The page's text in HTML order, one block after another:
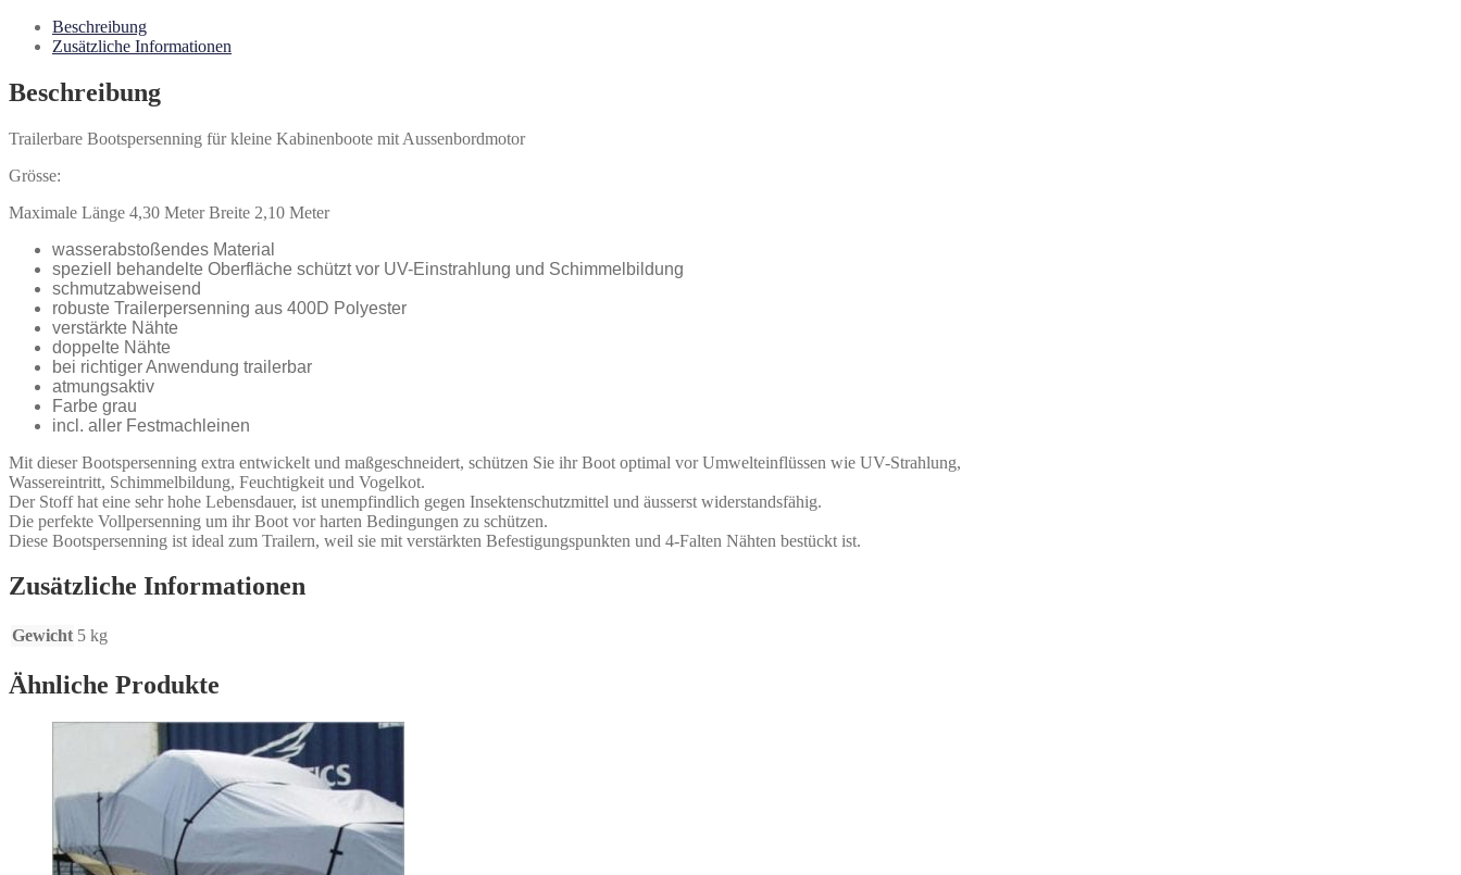
Beschreibung
Zusätzliche Informationen
Beschreibung
Trailerbare Bootspersenning für kleine Kabinenboote mit Aussenbordmotor
Grösse:
Maximale Länge 4,30 Meter Breite 2,10 Meter
wasserabstoßendes Material
speziell behandelte Oberfläche schützt vor UV-Einstrahlung und Schimmelbildung
schmutzabweisend
robuste Trailerpersenning aus 400D Polyester
verstärkte Nähte
doppelte Nähte
bei richtiger Anwendung trailerbar
atmungsaktiv
Farbe grau
incl. aller Festmachleinen
Mit dieser Bootspersenning extra entwickelt und maßgeschneidert, schützen Sie ihr Boot optimal vor Umwelteinflüssen wie UV-Strahlung,
Wassereintritt, Schimmelbildung, Feuchtigkeit und Vogelkot.
Der Stoff hat eine sehr hohe Lebensdauer, ist unempfindlich gegen Insektenschutzmittel und äusserst widerstandsfähig.
Die perfekte Vollpersenning um ihr Boot vor harten Bedingungen zu schützen.
Diese Bootspersenning ist ideal zum Trailern, weil sie mit verstärkten Befestigungspunkten und 4-Falten Nähten bestückt ist.
Zusätzliche Informationen
Gewicht 5 kg
Ähnliche Produkte